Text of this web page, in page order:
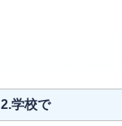
2.学校で